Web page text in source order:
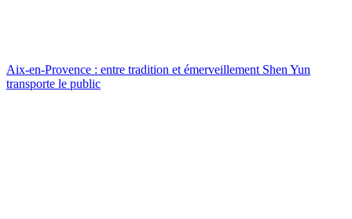
Aix-en-Provence : entre tradition et émerveillement Shen Yun
transporte le public